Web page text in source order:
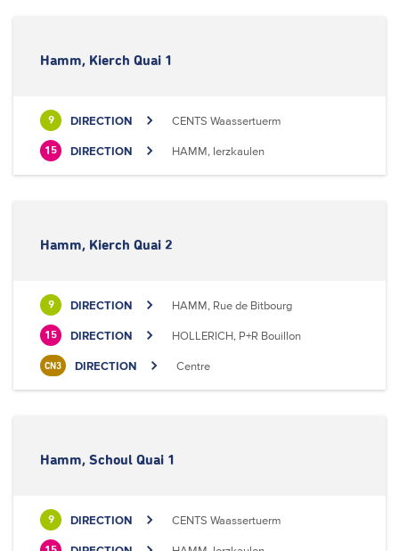
Hamm, Kierch Quai 1
9 DIRECTION CENTS Waassertuerm
15 DIRECTION HAMM, Ierzkaulen
Hamm, Kierch Quai 2
9 DIRECTION HAMM, Rue de Bitbourg
15 DIRECTION HOLLERICH, P+R Bouillon
CN3 DIRECTION Centre
Hamm, Schoul Quai 1
9 DIRECTION CENTS Waassertuerm